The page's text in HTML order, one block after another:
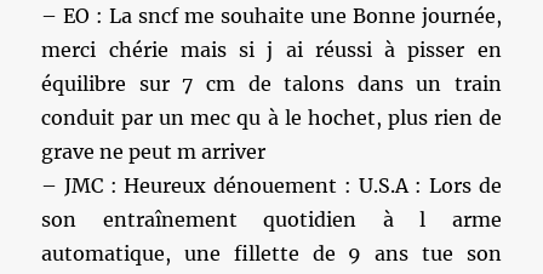
– EO : La sncf me souhaite une Bonne journée,
merci chérie mais si j ai réussi à pisser en
équilibre sur 7 cm de talons dans un train
conduit par un mec qu à le hochet, plus rien de
grave ne peut m arriver
– JMC : Heureux dénouement : U.S.A : Lors de
son entraînement quotidien à l arme
automatique, une fillette de 9 ans tue son